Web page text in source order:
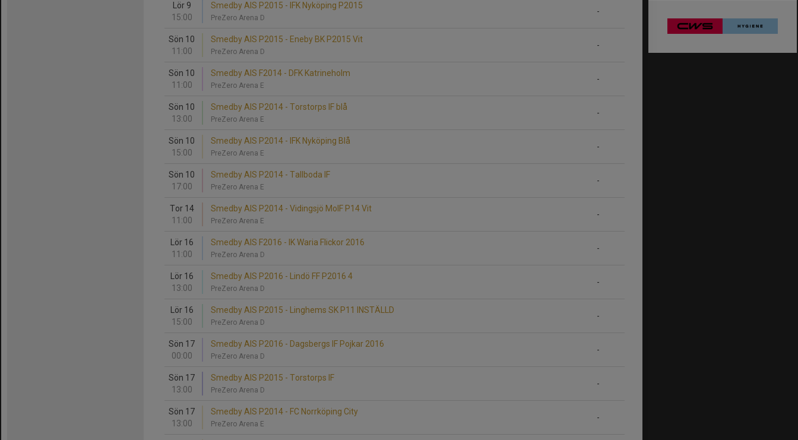
Lör 9
15:00
-
Smedby AIS P2015 - IFK Nyköping P2015
PreZero Arena D
Sön 10
11:00
-
Smedby AIS P2015 - Eneby BK P2015 Vit
PreZero Arena D
Sön 10
11:00
-
Smedby AIS F2014 - DFK Katrineholm
PreZero Arena E
Sön 10
13:00
-
Smedby AIS P2014 - Torstorps IF blå
PreZero Arena E
Sön 10
15:00
-
Smedby AIS P2014 - IFK Nyköping Blå
PreZero Arena E
Sön 10
17:00
-
Smedby AIS P2014 - Tallboda IF
PreZero Arena E
Tor 14
11:00
-
Smedby AIS P2014 - Vidingsjö MoIF P14 Vit
PreZero Arena E
Lör 16
11:00
-
Smedby AIS F2016 - IK Waria Flickor 2016
PreZero Arena D
Lör 16
13:00
-
Smedby AIS P2016 - Lindö FF P2016 4
PreZero Arena D
Lör 16
15:00
-
Smedby AIS P2015 - Linghems SK P11 INSTÄLLD
PreZero Arena D
Sön 17
00:00
-
Smedby AIS P2016 - Dagsbergs IF Pojkar 2016
PreZero Arena D
Sön 17
13:00
-
Smedby AIS P2015 - Torstorps IF
PreZero Arena D
Sön 17
13:00
-
Smedby AIS P2014 - FC Norrköping City
PreZero Arena E